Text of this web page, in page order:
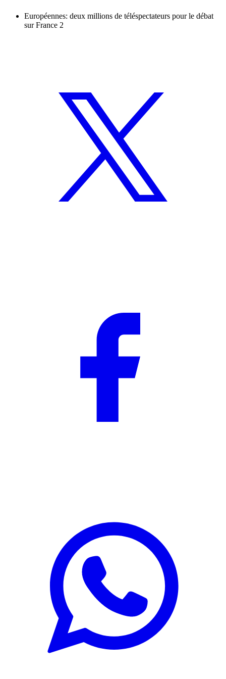
Européennes: deux millions de téléspectateurs pour le débat
sur France 2